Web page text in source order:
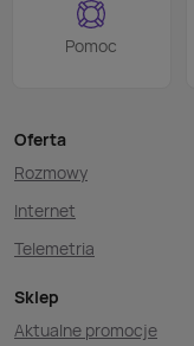
Pomoc
Oferta
Rozmowy
Internet
Telemetria
Sklep
Aktualne promocje